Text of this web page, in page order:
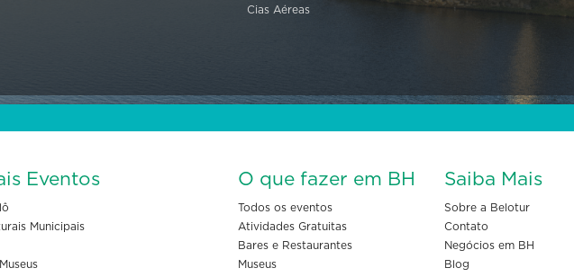
Cias Aéreas
Eventos
Municipais
O que fazer em BH
Todos os eventos
Atividades Gratuitas
Bares e Restaurantes
Museus
Saiba Mais
Sobre a Belotur
Contato
Negócios em BH
Blog